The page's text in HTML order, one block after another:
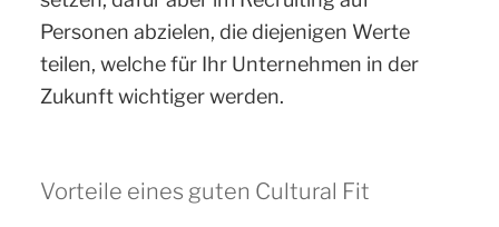
Personen abzielen, die diejenigen Werte
teilen, welche für Ihr Unternehmen in der
Zukunft wichtiger werden.
Vorteile eines guten Cultural Fit